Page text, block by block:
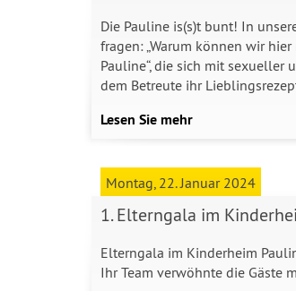
Die Pauline is(s)t bunt! In
fragen: „Warum können wir
Pauline“, die sich mit
dem Betreute ihr
Lesen Sie mehr
Montag, 22. Januar 2024
1. Elterngala im
Elterngala im Kinderheim
Ihr Team verwöhnte die Gäste